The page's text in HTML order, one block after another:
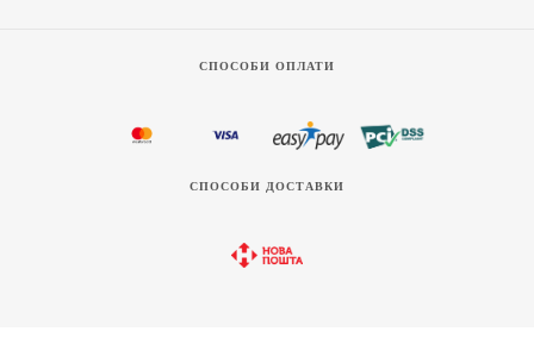
СПОСОБИ ОПЛАТИ
СПОСОБИ ДОСТАВКИ